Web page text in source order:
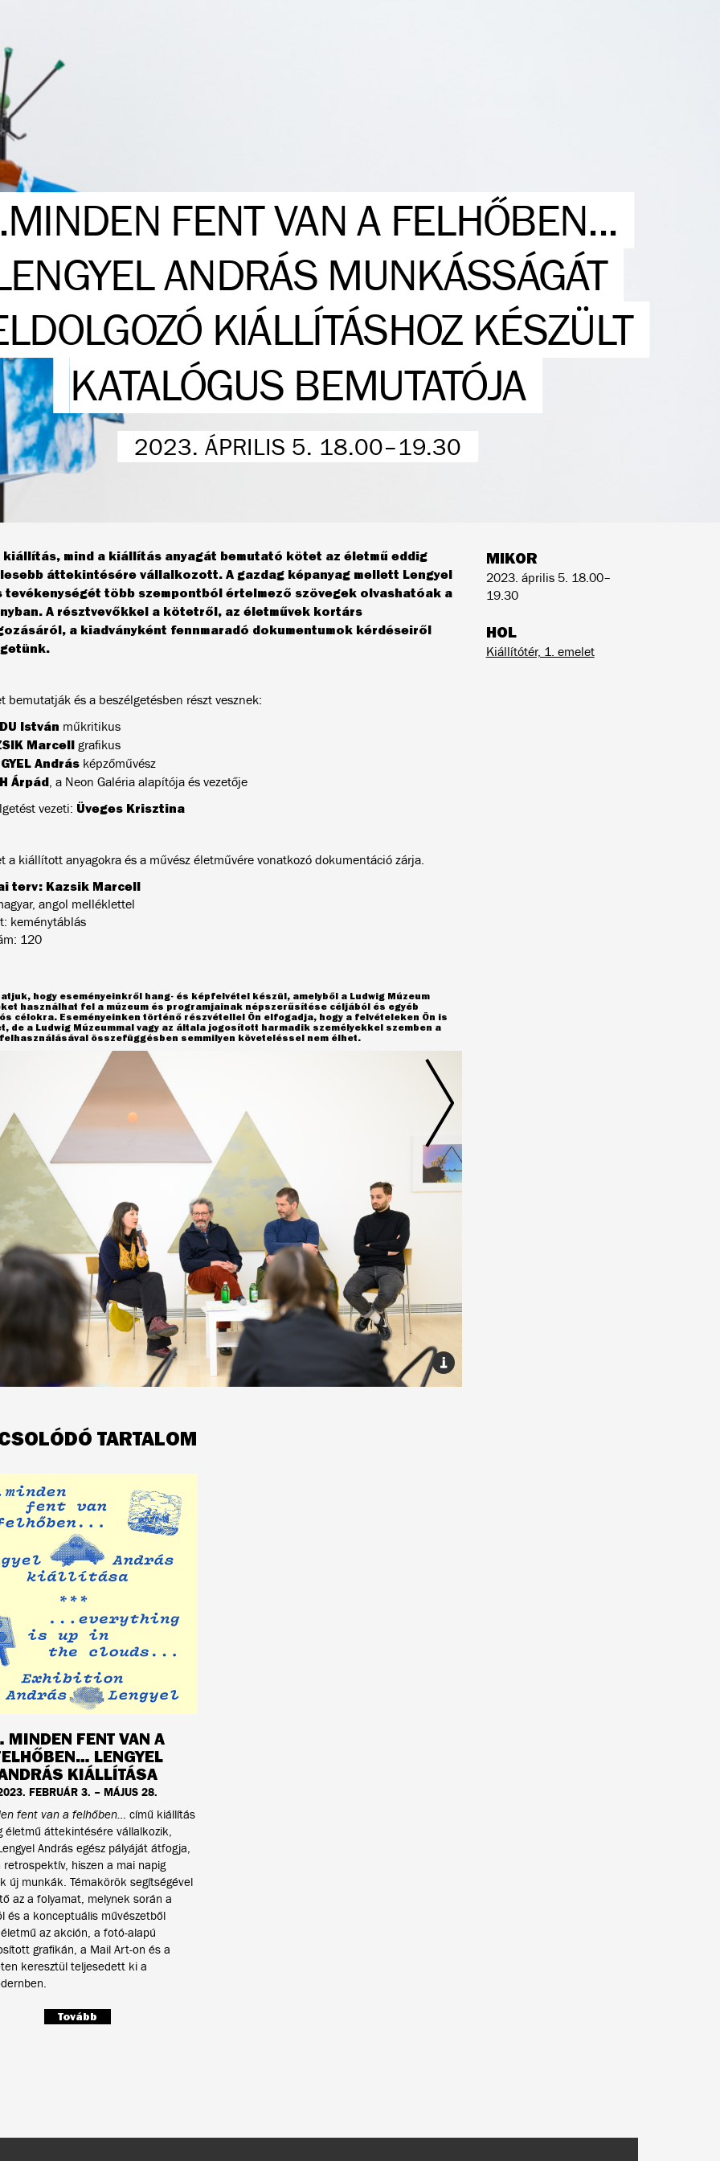
FENT VAN A FELHŐBEN...
ANDRÁS MUNKÁSSÁGÁT
KIÁLLÍTÁSHOZ KÉSZÜLT
KATALÓGUS BEMUTATÓJA
2023. ÁPRILIS 5. 18.00–19.30
MIKOR
2023. április 5. 18.00–
19.30
HOL
Kiállítótér, 1. emelet
kiállítás, mind a kiállítás anyagát bemutató kötet az életmű eddig
áttekintésére vállalkozott. A gazdag képanyag mellett Lengyel
tevékenységét több szempontból értelmező szövegek olvashatóak a
A résztvevőkkel a kötetről, az életművek kortárs
a kiadványként fennmaradó dokumentumok kérdéseiről
bemutatják és a beszélgetésben részt vesznek:
István műkritikus
Marcellgrafikus
Andrásképzőművész
Árpád, a Neon Galéria alapítója és vezetője
vezeti: Üveges Krisztina
a kiállított anyagokra és a művész életművére vonatkozó dokumentáció zárja.
terv: Kazsik Marcell
angol melléklettel
keménytáblás
120
hogy eseményeinkről hang- és képfelvétel készül, amelyből a Ludwig Múzeum
használhat fel a múzeum és programjainak népszerűsítése céljából és egyéb
célokra. Eseményeinken történő részvétellel Ön elfogadja, hogy a felvételeken Ön is
de a Ludwig Múzeummal vagy az általa jogosított harmadik személyekkel szemben a
összefüggésben semmilyen követeléssel nem élhet.
TARTALOM
FENT VAN A
LENGYEL
KIÁLLÍTÁSA
FEBRUÁR 3. – MÁJUS 28.
fent van a felhőben… című kiállítás
életmű áttekintésére vállalkozik,
András egész pályáját átfogja,
retrospektív, hiszen a mai napig
új munkák. Témakörök segítségével
az a folyamat, melynek során a
és a konceptuális művészetből
az akción, a fotó-alapú
grafikán, a Mail Art-on és a
keresztül teljesedett ki a
Tovább